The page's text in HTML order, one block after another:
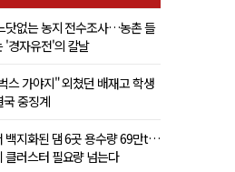
닷없는 농지 전수조사…농촌 들
'경자유전'의 칼날
스 가야지" 외쳤던 배재고 학생
국 중징계
백지화된 댐 6곳 용수량 69만t…
클러스터 필요량 넘는다